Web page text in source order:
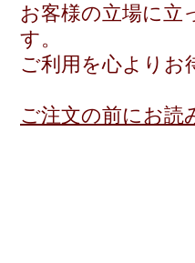
お客様の立場に立
す。
ご利用を心よりお
ご注文の前にお読